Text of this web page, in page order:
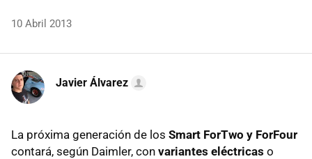
10 Abril 2013
Javier Álvarez
La próxima generación de los Smart ForTwo y ForFour
contará, según Daimler, con variantes eléctricas o